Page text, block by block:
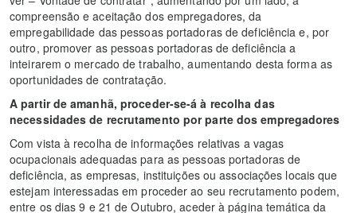
compreensão e aceitação dos empregadores, da
empregabilidade das pessoas portadoras de deficiência e, por
outro, promover as pessoas portadoras de deficiência a
inteirarem o mercado de trabalho, aumentando desta forma as
oportunidades de contratação.
A partir de amanhã, proceder-se-á à recolha das
necessidades de recrutamento por parte dos empregadores
Com vista à recolha de informações relativas a vagas
ocupacionais adequadas para as pessoas portadoras de
deficiência, as empresas, instituições ou associações locais que
estejam interessadas em proceder ao seu recrutamento podem,
entre os dias 9 e 21 de Outubro, aceder à página temática da